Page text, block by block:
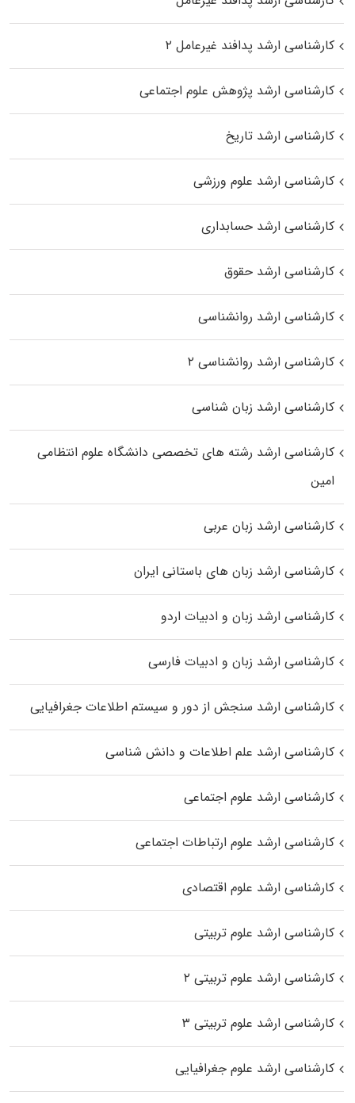
کارشناسی ارشد پدافند غیرعامل ۲
کارشناسی ارشد پژوهش علوم اجتماعی
کارشناسی ارشد تاریخ
کارشناسی ارشد علوم ورزشی
کارشناسی ارشد حسابداری
کارشناسی ارشد حقوق
کارشناسی ارشد روانشناسی
کارشناسی ارشد روانشناسی ۲
کارشناسی ارشد زبان شناسی
کارشناسی ارشد رﺷﺘﻪ ﻫﺎی تخصصی داﻧﺸﮕﺎه ﻋﻠﻮم انتظامی
اﻣﻴﻦ
کارشناسی ارشد زبان عربی
کارشناسی ارشد زبان‌ های باستانی ایران
کارشناسی ارشد زبان و ادبیات اردو
کارشناسی ارشد زبان و ادبیات فارسی
کارشناسی ارشد سنجش از دور و سیستم اطلاعات جغرافیایی
کارشناسی ارشد علم اطلاعات و دانش شناسی
کارشناسی ارشد علوم اجتماعی
کارشناسی ارشد علوم ارتباطات اجتماعی
کارشناسی ارشد علوم اقتصادی
کارشناسی ارشد علوم تربیتی
کارشناسی ارشد علوم تربیتی ۲
کارشناسی ارشد علوم تربیتی ۳
کارشناسی ارشد علوم جغرافیایی